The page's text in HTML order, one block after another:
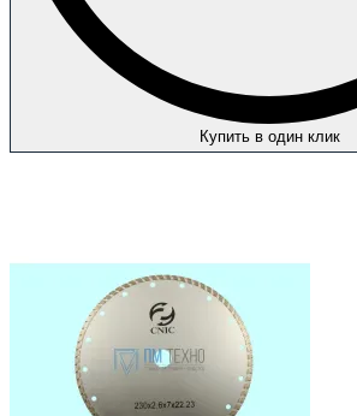
Купить в один клик